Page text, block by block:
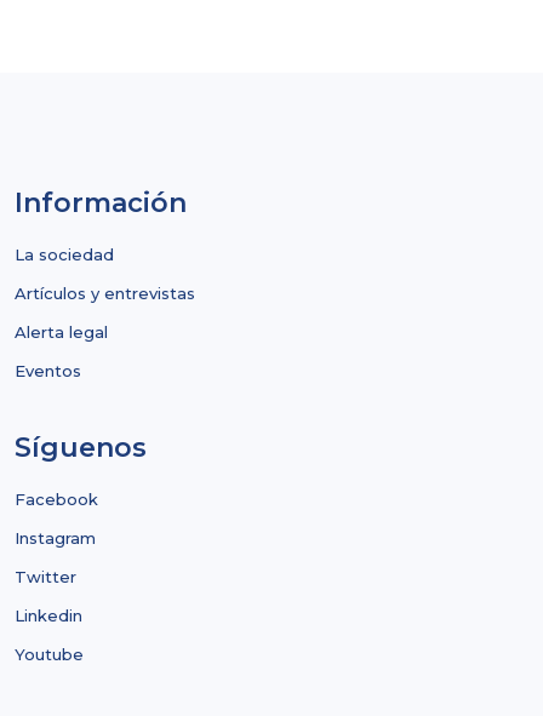
Información
La sociedad
Artículos y entrevistas
Alerta legal
Eventos
Síguenos
Facebook
Instagram
Twitter
Linkedin
Youtube